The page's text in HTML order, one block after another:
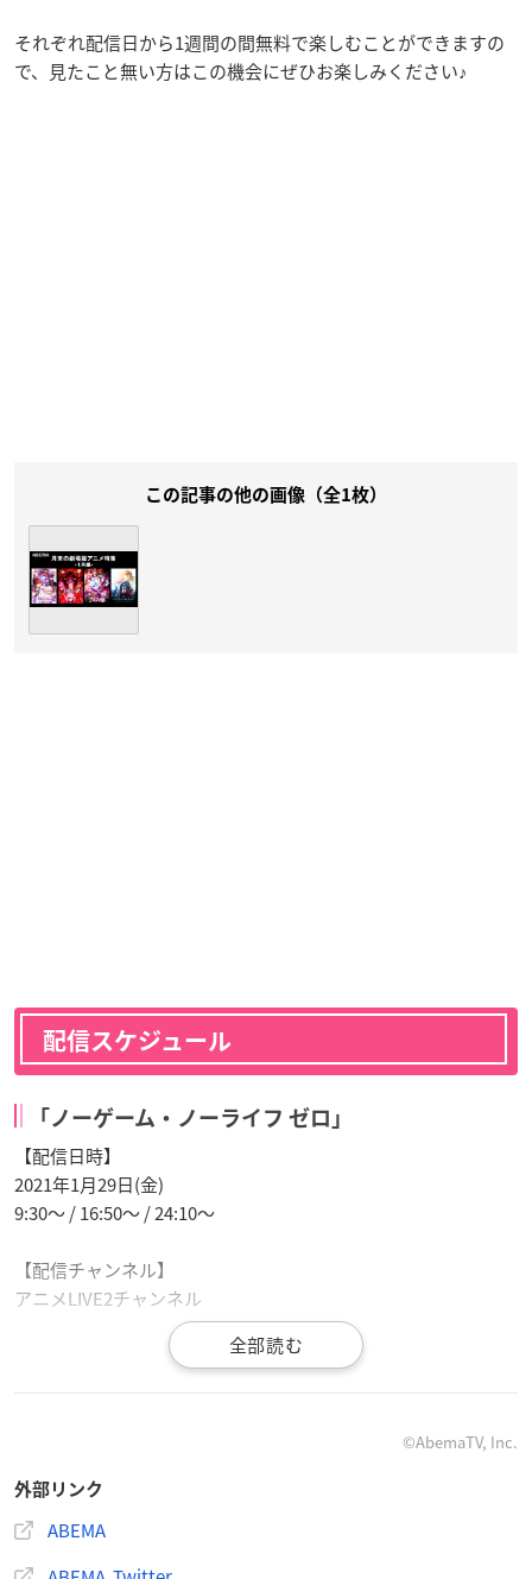
それぞれ配信日から1週間の間無料で楽しむことができますの
で、見たこと無い方はこの機会にぜひお楽しみください♪
この記事の他の画像（全1枚）
配信スケジュール
「ノーゲーム・ノーライフ ゼロ」
【配信日時】
2021年1月29日(金)
9:30～ / 16:50～ / 24:10～
【配信チャンネル】
アニメLIVE2チャンネル
2021年1月30日(土)
16:45～ / 22:00～
©AbemaTV, Inc.
外部リンク
ABEMA